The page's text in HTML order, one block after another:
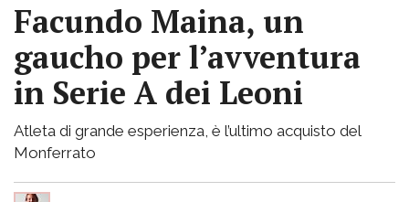
Facundo Maina, un
gaucho per l’avventura
in Serie A dei Leoni
Atleta di grande esperienza, è l’ultimo acquisto del
Monferrato